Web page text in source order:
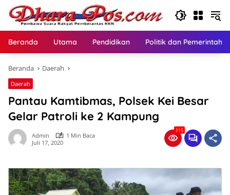
Langsung
konten
Beranda Utama Pendidikan Politik dan
Beranda Daerah
Daerah
Pantau Kamtibmas, Polsek Kei Besar
Gelar Patroli ke 2 Kampung
Admin
1 Min Baca
Juli 17, 2020
115